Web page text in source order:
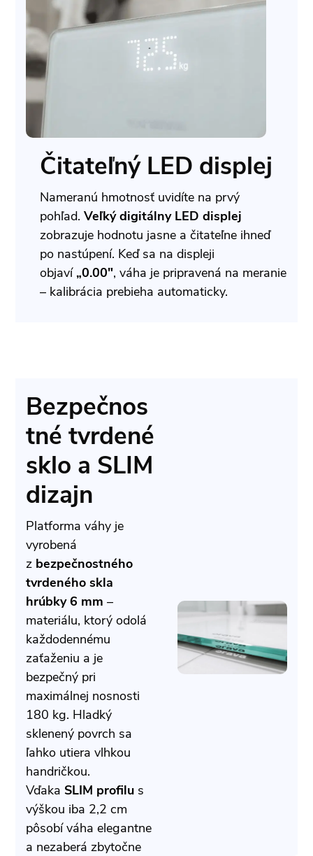
Čitateľný LED displej
Nameranú hmotnosť uvidíte na prvý
pohľad. Veľký digitálny LED displej
zobrazuje hodnotu jasne a čitateľne ihneď
po nastúpení. Keď sa na displeji
objaví „0.00", váha je pripravená na meranie
– kalibrácia prebieha automaticky.
Bezpečnos
tné tvrdené
sklo a SLIM
dizajn
Platforma váhy je
vyrobená
z bezpečnostného
tvrdeného skla
hrúbky 6 mm –
materiálu, ktorý odolá
každodennému
zaťaženiu a je
bezpečný pri
maximálnej nosnosti
180 kg. Hladký
sklenený povrch sa
ľahko utiera vlhkou
handričkou.
Vďaka SLIM profilu s
výškou iba 2,2 cm
pôsobí váha elegantne
a nezaberá zbytočne